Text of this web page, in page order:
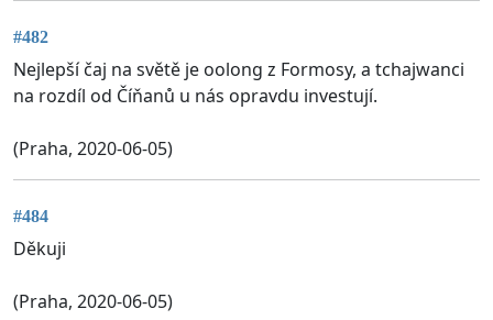
#482
Nejlepší čaj na světě je oolong z Formosy, a tchajwanci
na rozdíl od Číňanů u nás opravdu investují.
(Praha, 2020-06-05)
#484
Děkuji
(Praha, 2020-06-05)